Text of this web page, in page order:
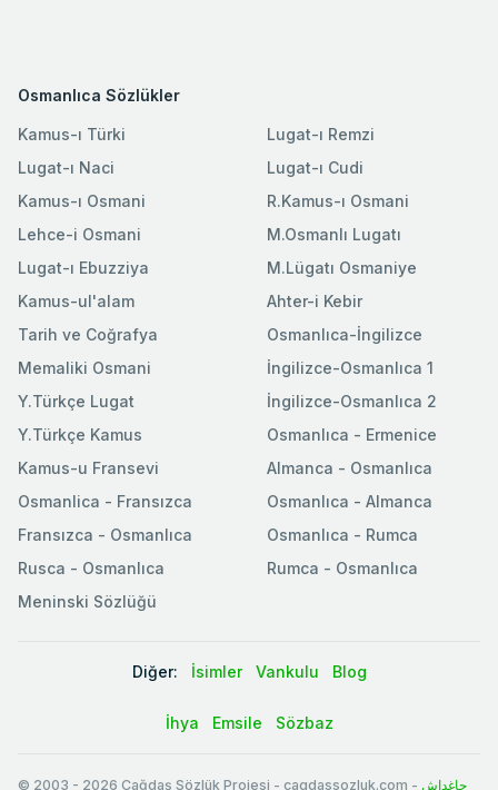
Osmanlıca Sözlükler
Kamus-ı Türki
Lugat-ı Naci
Kamus-ı Osmani
Lehce-i Osmani
Lugat-ı Ebuzziya
Lugat-ı Remzi
Lugat-ı Cudi
R.Kamus-ı Osmani
M.Osmanlı Lugatı
M.Lügatı Osmaniye
Kamus-ul'alam
Tarih ve Coğrafya
Memaliki Osmani
Y.Türkçe Lugat
Y.Türkçe Kamus
Ahter-i Kebir
Osmanlıca-İngilizce
İngilizce-Osmanlıca 1
İngilizce-Osmanlıca 2
Osmanlıca - Ermenice
Kamus-u Fransevi
Osmanlica - Fransızca
Fransızca - Osmanlıca
Rusca - Osmanlıca
Meninski Sözlüğü
Almanca - Osmanlıca
Osmanlıca - Almanca
Osmanlıca - Rumca
Rumca - Osmanlıca
Diğer: İsimler Vankulu Blog
İhya Emsile Sözbaz
© 2003 - 2026 Çağdaş Sözlük Projesi - cagdassozluk.com - چاغداش